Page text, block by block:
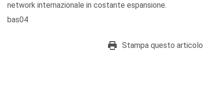
network internazionale in costante espansione.
bas04
Stampa questo articolo